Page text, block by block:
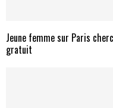
Jeune femme sur Paris
gratuit